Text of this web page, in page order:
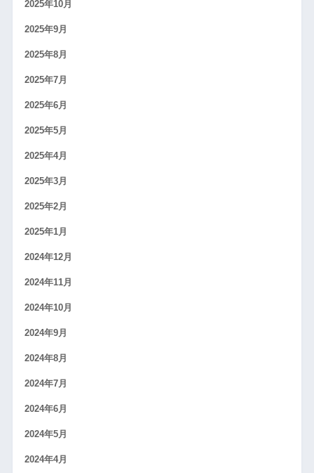
2025年10月
2025年9月
2025年8月
2025年7月
2025年6月
2025年5月
2025年4月
2025年3月
2025年2月
2025年1月
2024年12月
2024年11月
2024年10月
2024年9月
2024年8月
2024年7月
2024年6月
2024年5月
2024年4月